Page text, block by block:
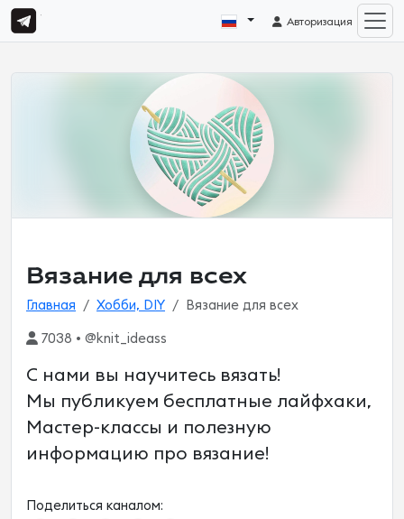
Авторизация
Вязание для всех
Главная Хобби, DIY Вязание для всех
7038 • @knit_ideass
С нами вы научитесь вязать!
Мы публикуем бесплатные лайфхаки,
Мастер-классы и полезную
информацию про вязание!
Поделиться каналом: